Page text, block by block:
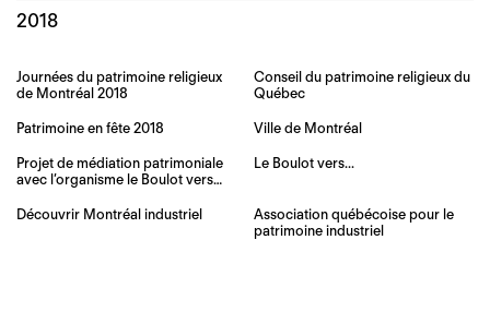
2018
Journées du patrimoine religieux
de Montréal 2018
Conseil du patrimoine religieux du
Québec
Patrimoine en fête 2018 Ville de Montréal
Projet de médiation patrimoniale
avec l’organisme le Boulot vers…
Le Boulot vers...
Découvrir Montréal industriel
Association québécoise pour le
patrimoine industriel